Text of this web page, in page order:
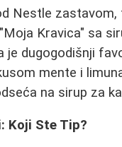
Nestle
Kravica" sa
je dugogodišnji
mente i
na sirup za
Koji Ste Tip?